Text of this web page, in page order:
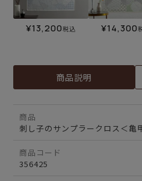
¥13,200税込 ¥14,300
商品説明
商品
刺し子のサンプラークロス＜亀
商品コード
356425